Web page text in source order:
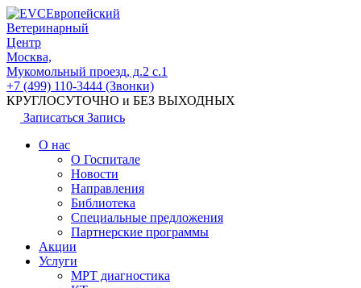
Европейский
Ветеринарный
Центр
Москва,
Мукомольный проезд, д.2 с.1
+7 (499) 110-3444 (Звонки)
КРУГЛОСУТОЧНО и БЕЗ ВЫХОДНЫХ
Записаться Запись
О нас
О Госпитале
Новости
Направления
Библиотека
Специальные предложения
Партнерские программы
Акции
Услуги
МРТ диагностика